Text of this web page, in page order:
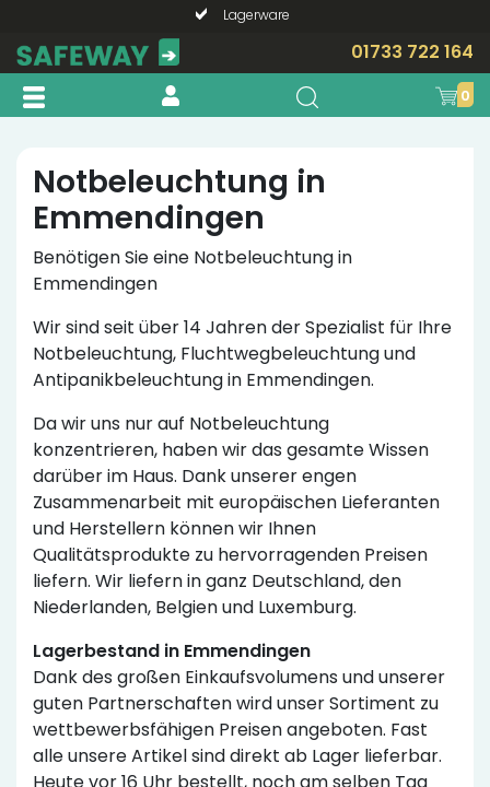
Lagerware
Telefonische Beratung? 01733 722 164
0
Notbeleuchtung in
Emmendingen
Benötigen Sie eine Notbeleuchtung in
Emmendingen
Wir sind seit über 14 Jahren der Spezialist für Ihre
Notbeleuchtung, Fluchtwegbeleuchtung und
Antipanikbeleuchtung in Emmendingen.
Da wir uns nur auf Notbeleuchtung
konzentrieren, haben wir das gesamte Wissen
darüber im Haus. Dank unserer engen
Zusammenarbeit mit europäischen Lieferanten
und Herstellern können wir Ihnen
Qualitätsprodukte zu hervorragenden Preisen
liefern. Wir liefern in ganz Deutschland, den
Niederlanden, Belgien und Luxemburg.
Lagerbestand in Emmendingen
Dank des großen Einkaufsvolumens und unserer
guten Partnerschaften wird unser Sortiment zu
wettbewerbsfähigen Preisen angeboten. Fast
alle unsere Artikel sind direkt ab Lager lieferbar.